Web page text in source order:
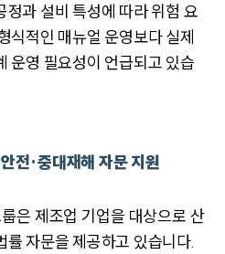
과 설비 특성에 따라 위험 요
식적인 매뉴얼 운영보다 실제
운영 필요성이 언급되고 있습
전·중대재해 자문 지원
은 제조업 기업을 대상으로 산
자문을 제공하고 있습니다.